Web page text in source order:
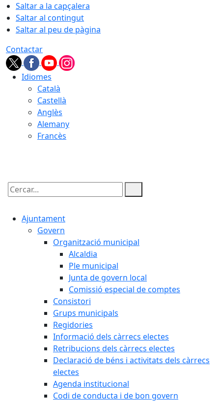
Saltar a la capçalera
Saltar al contingut
Saltar al peu de pàgina
Contactar
Idiomes
Català
Castellà
Anglès
Alemany
Francès
Cercar:
Ajuntament
Govern
Organització municipal
Alcaldia
Ple municipal
Junta de govern local
Comissió especial de comptes
Consistori
Grups municipals
Regidories
Informació dels càrrecs electes
Retribucions dels càrrecs electes
Declaració de béns i activitats dels càrrecs
electes
Agenda institucional
Codi de conducta i de bon govern